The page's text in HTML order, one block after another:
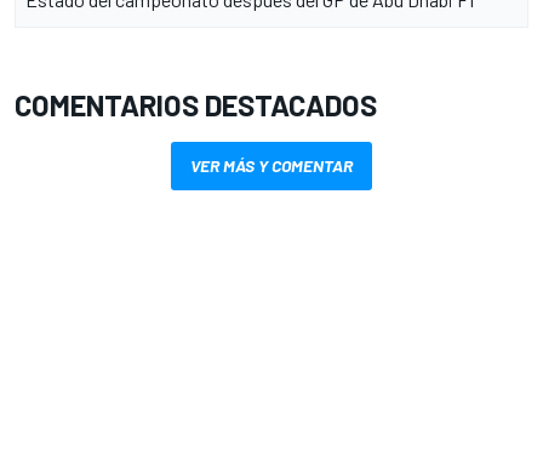
COMENTARIOS DESTACADOS
VER MÁS Y COMENTAR